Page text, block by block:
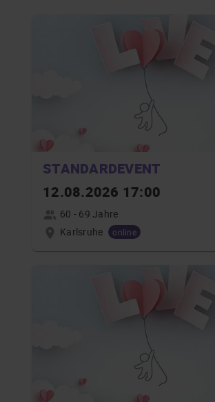
STANDARDEVENT
12.08.2026 17:00
60 - 69 Jahre
Karlsruhe
online